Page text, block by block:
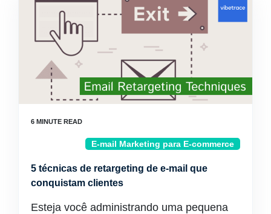
E-mail Marketing para E-commerce
5 técnicas de retargeting de e-mail que
conquistam clientes
Esteja você administrando uma pequena